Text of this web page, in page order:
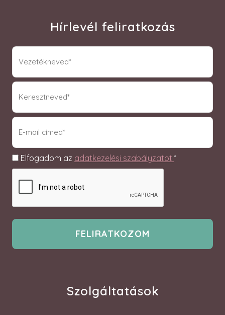
Hírlevél feliratkozás
vnev
(Required)
knev
(Required)
email
(Required)
Adatkezelés
Elfogadom az adatkezelési szabályzatot.*
Szolgáltatások